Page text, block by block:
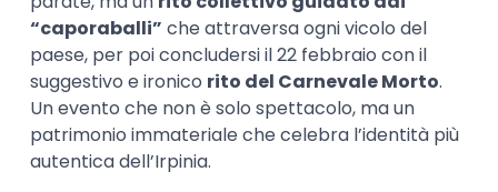
“caporaballi” che attraversa ogni vicolo del
paese, per poi concludersi il 22 febbraio con il
suggestivo e ironico rito del Carnevale Morto.
Un evento che non è solo spettacolo, ma un
patrimonio immateriale che celebra l’identità più
autentica dell’Irpinia.